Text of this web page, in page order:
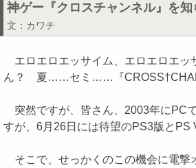
神ゲー『クロスチャンネル』を
文： カワチ
エロエロエッサイム、エロエロエッ
ん？ 夏……セミ……『
突然ですが、皆さん、2003年にPC
すが、6月26日には待望のPS3版とPS
そこで、せっかくのこの機会に電撃